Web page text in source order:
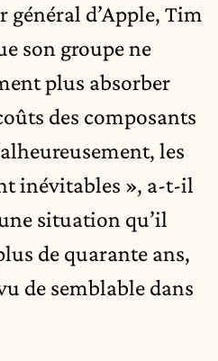
général d’Apple, Tim
son groupe ne
plus absorber
des composants
les
inévitables », a-t-il
situation qu’il
de quarante ans,
de semblable dans